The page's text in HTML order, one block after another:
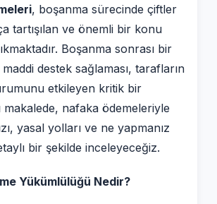
, boşanma sürecinde çiftler
tartışılan ve önemli bir konu
Boşanma sonrası bir
destek sağlaması, tarafların
etkileyen kritik bir
nafaka ödemeleriyle
yasal yolları ve ne yapmanız
bir şekilde inceleyeceğiz.
Yükümlülüğü Nedir?